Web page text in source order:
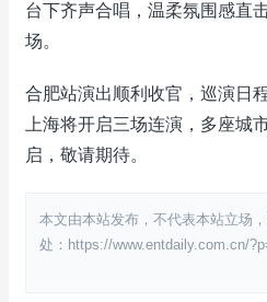
台下齐声合唱，温柔氛围感直
场。
合肥站演出顺利收官，巡演日
上海将开启三场连演，多座城
启，敬请期待。
本文由本站发布，不代表本站立场
处：https://www.entdaily.com.cn/